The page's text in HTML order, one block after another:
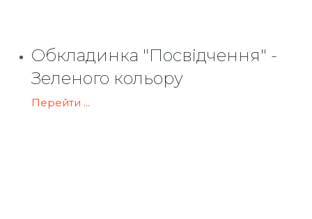
Обкладинка "Посвідчення" -
Зеленого кольору
Перейти ...